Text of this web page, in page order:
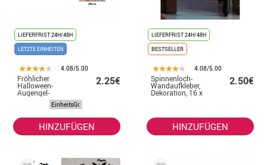
LIEFERFRIST 24H/48H
LETZTE EINHEITEN
4.08/5.00
Fröhlicher
Halloween-
Augengel-
Aufkleber
2.25€
EinheitsGr.
HINZUFÜGEN
LIEFERFRIST 24H/48H
BESTSELLER
4.08/5.00
Spinnenloch-
Wandaufkleber,
Dekoration, 16 x
2.50€
HINZUFÜGEN